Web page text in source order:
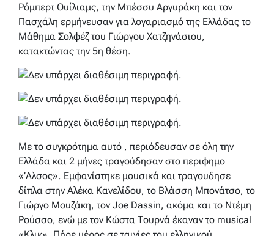
Ρόμπερτ Ουίλιαμς, την Μπέσσυ Αργυράκη και τον
Πασχάλη ερμήνευσαν για λογαριασμό της Ελλάδας το
Μάθημα Σολφέζ του Γιώργου Χατζηνάσιου,
κατακτώντας την 5η θέση.
Με το συγκρότημα αυτό , περιόδευσαν σε όλη την
Ελλάδα και 2 μήνες τραγούδησαν στο περιφημο
«’Αλσος». Εμφανίστηκε μουσικά και τραγουδησε
δίπλα στην Αλέκα Κανελίδου, το Βλάσση Μπονάτσο, το
Γιώργο Μουζάκη, τον Joe Dassin, ακόμα και το Ντέμη
Ρούσσο, ενώ με τον Κώστα Τουρνά έκαναν το musical